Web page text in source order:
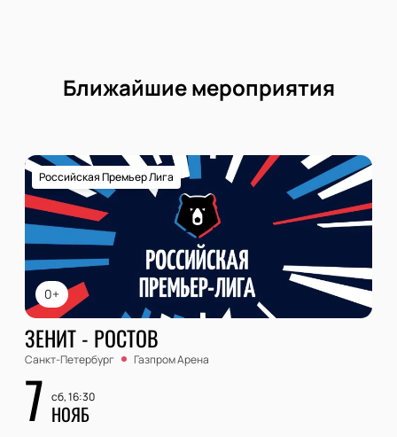
Ближайшие мероприятия
0+
Российская Премьер Лига
ЗЕНИТ - РОСТОВ
Санкт-Петербург Газпром Арена
7 сб, 16:30
НОЯБ